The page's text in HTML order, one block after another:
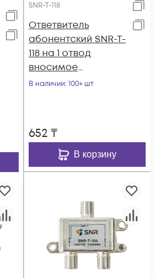
SNR-T-118
Ответвитель
абонентский SNR-T-
118 на 1 отвод
вносимое
затухание IN-TAP
В наличии: 100+ шт
652 ₸
В корзину